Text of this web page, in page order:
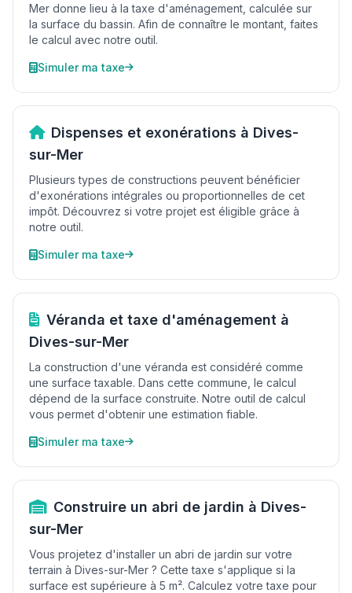
Mer donne lieu à la taxe d'aménagement, calculée sur
la surface du bassin. Afin de connaître le montant, faites
le calcul avec notre outil.
Simuler ma taxe
Dispenses et exonérations à Dives-
sur-Mer
Plusieurs types de constructions peuvent bénéficier
d'exonérations intégrales ou proportionnelles de cet
impôt. Découvrez si votre projet est éligible grâce à
notre outil.
Simuler ma taxe
Véranda et taxe d'aménagement à
Dives-sur-Mer
La construction d'une véranda est considéré comme
une surface taxable. Dans cette commune, le calcul
dépend de la surface construite. Notre outil de calcul
vous permet d'obtenir une estimation fiable.
Simuler ma taxe
Construire un abri de jardin à Dives-
sur-Mer
Vous projetez d'installer un abri de jardin sur votre
terrain à Dives-sur-Mer ? Cette taxe s'applique si la
surface est supérieure à 5 m². Calculez votre taxe pour